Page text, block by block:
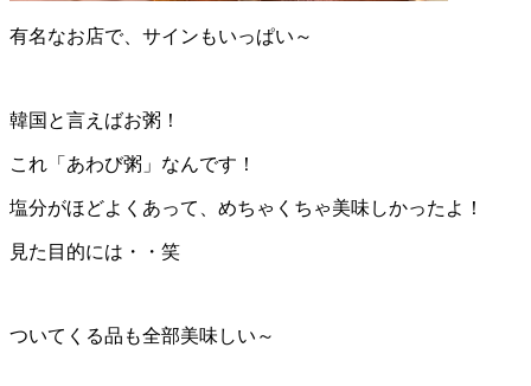
有名なお店で、サインもいっぱい～
韓国と言えばお粥！
これ「あわび粥」なんです！
塩分がほどよくあって、めちゃくちゃ美味しかったよ！
見た目的には・・笑
ついてくる品も全部美味しい～